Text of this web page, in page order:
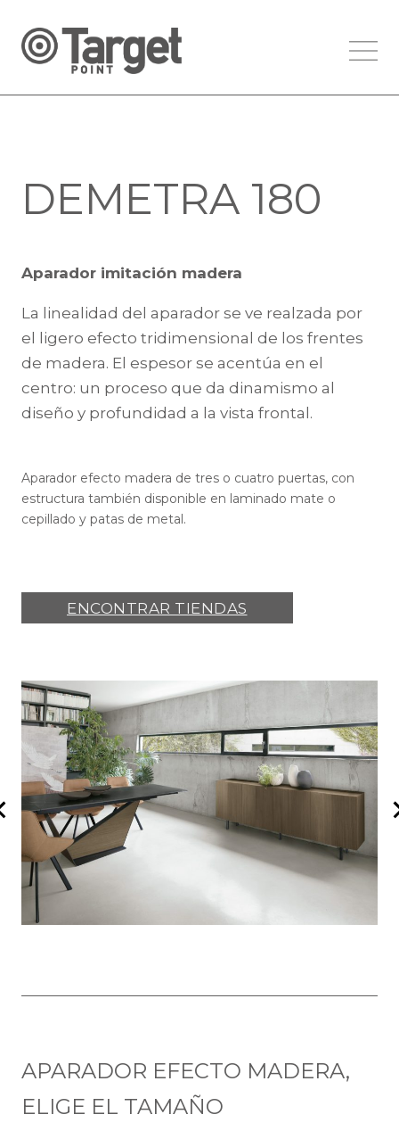
DEMETRA 180
Aparador imitación madera
La linealidad del aparador se ve realzada por
el ligero efecto tridimensional de los frentes
de madera. El espesor se acentúa en el
centro: un proceso que da dinamismo al
diseño y profundidad a la vista frontal.
Aparador efecto madera de tres o cuatro puertas, con
estructura también disponible en laminado mate o
cepillado y patas de metal.
ENCONTRAR TIENDAS
APARADOR EFECTO MADERA,
ELIGE EL TAMAÑO